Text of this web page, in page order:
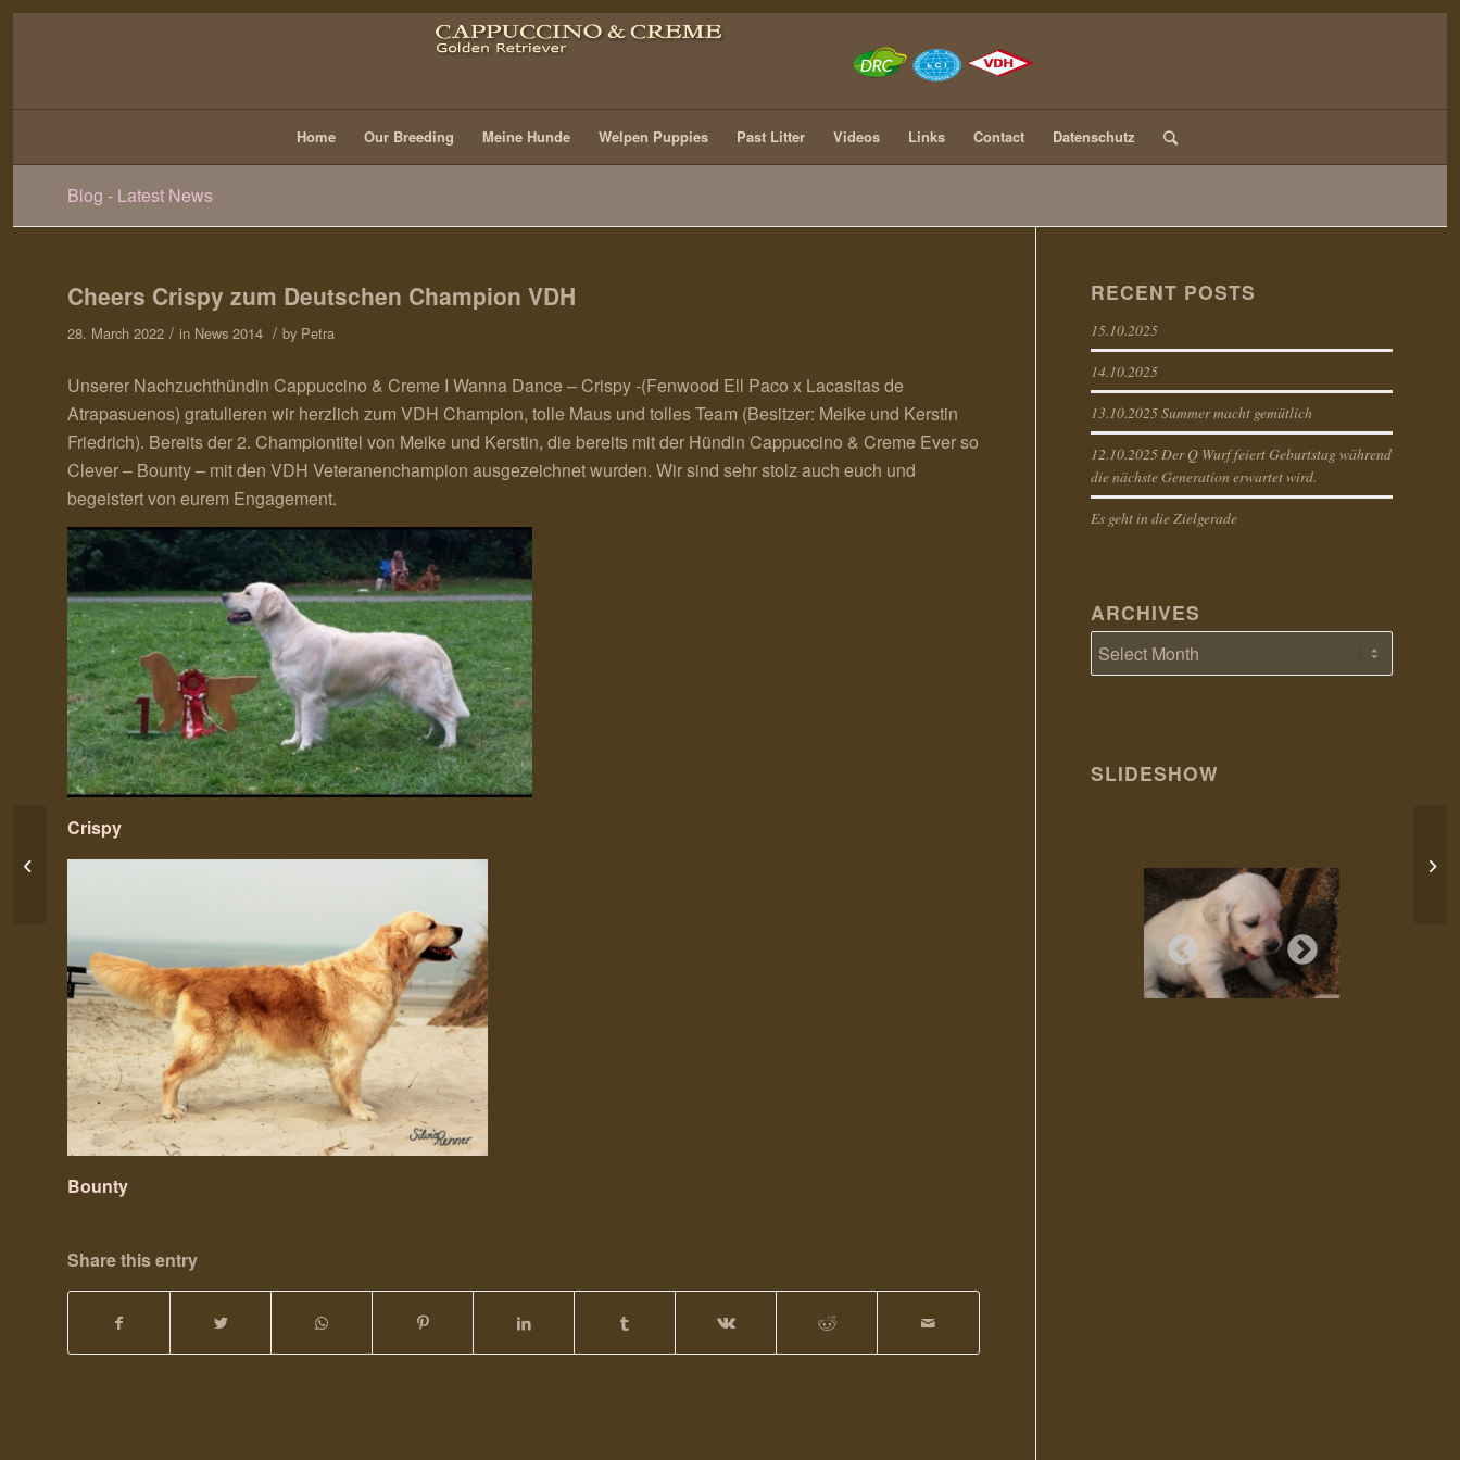
Home Our Breeding Meine Hunde Welpen Puppies Past Litter Videos Links Contact Datenschutz
Blog - Latest News
Cheers Crispy zum Deutschen Champion VDH
28. March 2022 / in News 2014 / by Petra
Unserer Nachzuchthündin Cappuccino & Creme I Wanna Dance – Crispy -(Fenwood Ell Paco x Lacasitas de
Atrapasuenos) gratulieren wir herzlich zum VDH Champion, tolle Maus und tolles Team (Besitzer: Meike und Kerstin
Friedrich). Bereits der 2. Championtitel von Meike und Kerstin, die bereits mit der Hündin Cappuccino & Creme Ever so
Clever – Bounty – mit den VDH Veteranenchampion ausgezeichnet wurden. Wir sind sehr stolz auch euch und
begeistert von eurem Engagement.
Crispy
Bounty
Share this entry
RECENT POSTS
15.10.2025
14.10.2025
13.10.2025 Summer macht gemütlich
12.10.2025 Der Q Wurf feiert Geburtstag während
die nächste Generation erwartet wird.
Es geht in die Zielgerade
ARCHIVES
SLIDESHOW
Jetzt reichst aber….